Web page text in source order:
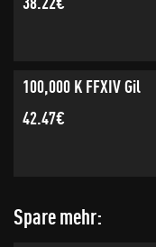
100,000 K FFXIV Gil
42.47€
Spare mehr: